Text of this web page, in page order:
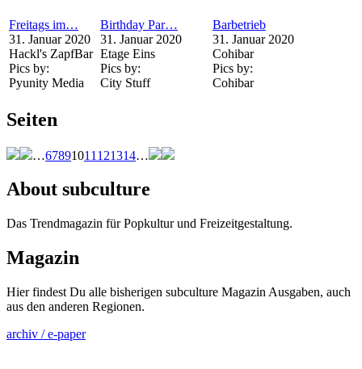
Freitags im…
31. Januar 2020
Hackl's ZapfBar
Pics by:
Pyunity Media
Birthday Par…
31. Januar 2020
Etage Eins
Pics by:
City Stuff
Barbetrieb
31. Januar 2020
Cohibar
Pics by:
Cohibar
Seiten
…67891011 121314…
About subculture
Das Trendmagazin für Popkultur und Freizeitgestaltung.
Magazin
Hier findest Du alle bisherigen subculture Magazin Ausgaben, auch
aus den anderen Regionen.
archiv / e-paper